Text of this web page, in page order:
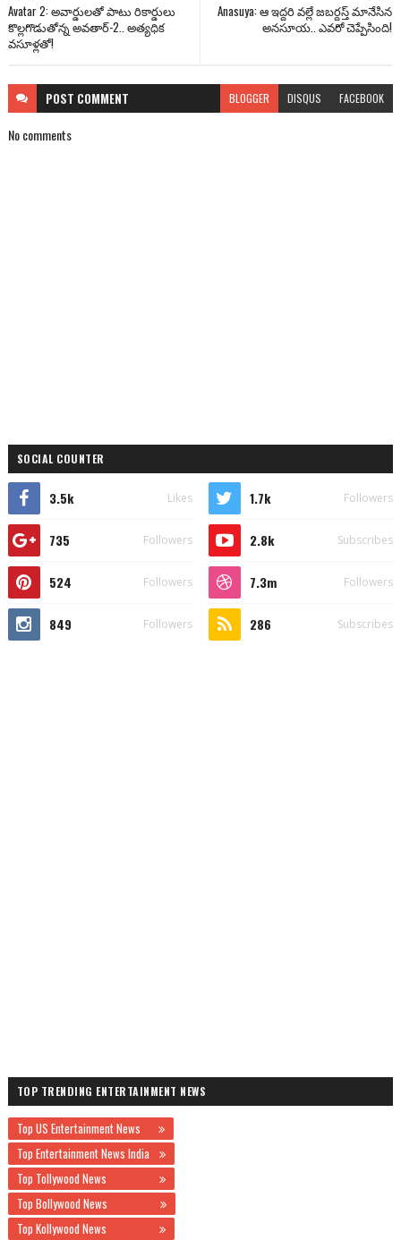
Anasuya: ఆ ఇద్దరి వల్లే జబర్దస్త్ మానేసిన
అనసూయ.. ఎవరో చెప్పేసింది!
Avatar 2: అవార్డులతో పాటు రికార్డులు
కొల్లగొడుతోన్న అవతార్-2.. అత్యధిక
వసూళ్లతో!
POST COMMENT BLOGGER DISQUS FACEBOOK
No comments
SOCIAL COUNTER
3.5k Likes 1.7k Followers
735 Followers 2.8k Subscribes
524 Followers 7.3m Followers
849 Followers 286 Subscribes
TOP TRENDING ENTERTAINMENT NEWS
Top US Entertainment News
Top Entertainment News India
Top Tollywood News
Top Bollywood News
Top Kollywood News